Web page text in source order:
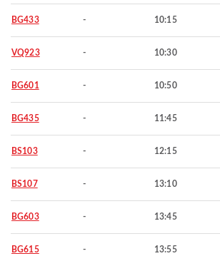
BG433 - 10:15
VQ923 - 10:30
BG601 - 10:50
BG435 - 11:45
BS103 - 12:15
BS107 - 13:10
BG603 - 13:45
BG615 - 13:55